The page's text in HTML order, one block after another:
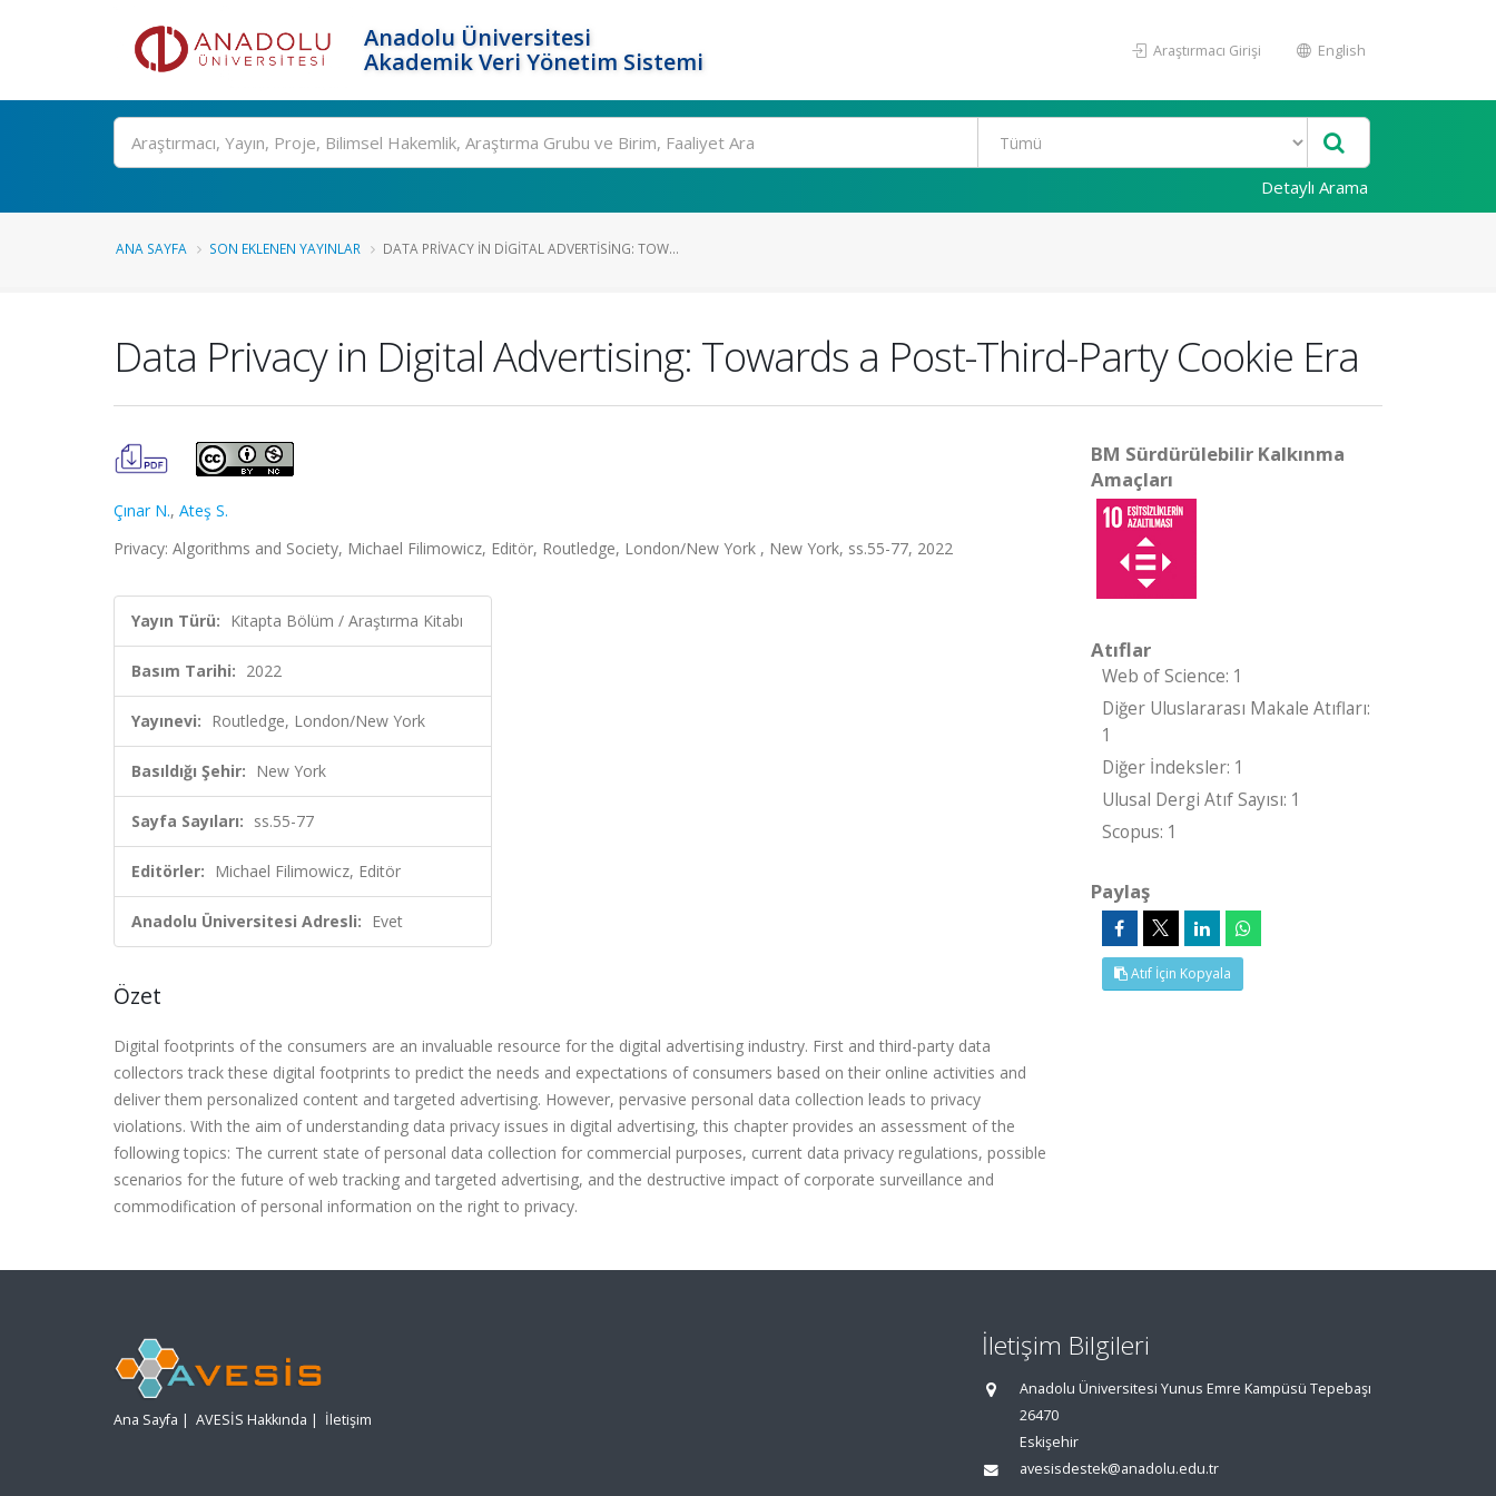
Anadolu Üniversitesi
Akademik Veri Yönetim Sistemi
Araştırmacı Girişi English
Ara
Detaylı Arama
ANA SAYFA SON EKLENEN YAYINLAR DATA PRIVACY IN DIGITAL ADVERTISING: TOW...
Data Privacy in Digital Advertising: Towards a Post-Third-Party Cookie Era
Çınar N., Ateş S.
Privacy: Algorithms and Society, Michael Filimowicz, Editör, Routledge, London/New York , New York, ss.55-77, 2022
Yayın Türü: Kitapta Bölüm / Araştırma Kitabı
Basım Tarihi: 2022
Yayınevi: Routledge, London/New York
Basıldığı Şehir: New York
Sayfa Sayıları: ss.55-77
Editörler: Michael Filimowicz, Editör
Anadolu Üniversitesi Adresli: Evet
Özet
Digital footprints of the consumers are an invaluable resource for the digital advertising industry. First and third-party data
collectors track these digital footprints to predict the needs and expectations of consumers based on their online activities and
deliver them personalized content and targeted advertising. However, pervasive personal data collection leads to privacy
violations. With the aim of understanding data privacy issues in digital advertising, this chapter provides an assessment of the
following topics: The current state of personal data collection for commercial purposes, current data privacy regulations, possible
scenarios for the future of web tracking and targeted advertising, and the destructive impact of corporate surveillance and
commodification of personal information on the right to privacy.
BM Sürdürülebilir Kalkınma
Amaçları
Atıflar
Web of Science: 1
Diğer Uluslararası Makale Atıfları:
1
Diğer İndeksler: 1
Ulusal Dergi Atıf Sayısı: 1
Scopus: 1
Paylaş
Atıf İçin Kopyala
Ana Sayfa | AVESİS Hakkında | İletişim
İletişim Bilgileri
Anadolu Üniversitesi Yunus Emre Kampüsü Tepebaşı
26470
Eskişehir
avesisdestek@anadolu.edu.tr